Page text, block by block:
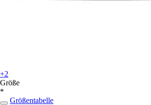
+2
Größe
*
Größentabelle